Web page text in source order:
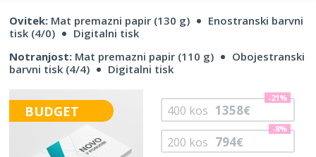
Ovitek: Mat premazni papir (130 g)
Enostranski barvni
tisk (4/0)
Digitalni tisk
Notranjost: Mat premazni papir (110 g)
Obojestranski
barvni tisk (4/4)
Digitalni tisk
BUDGET
200 kos 794€
-8%
400 kos 1358€
-21%